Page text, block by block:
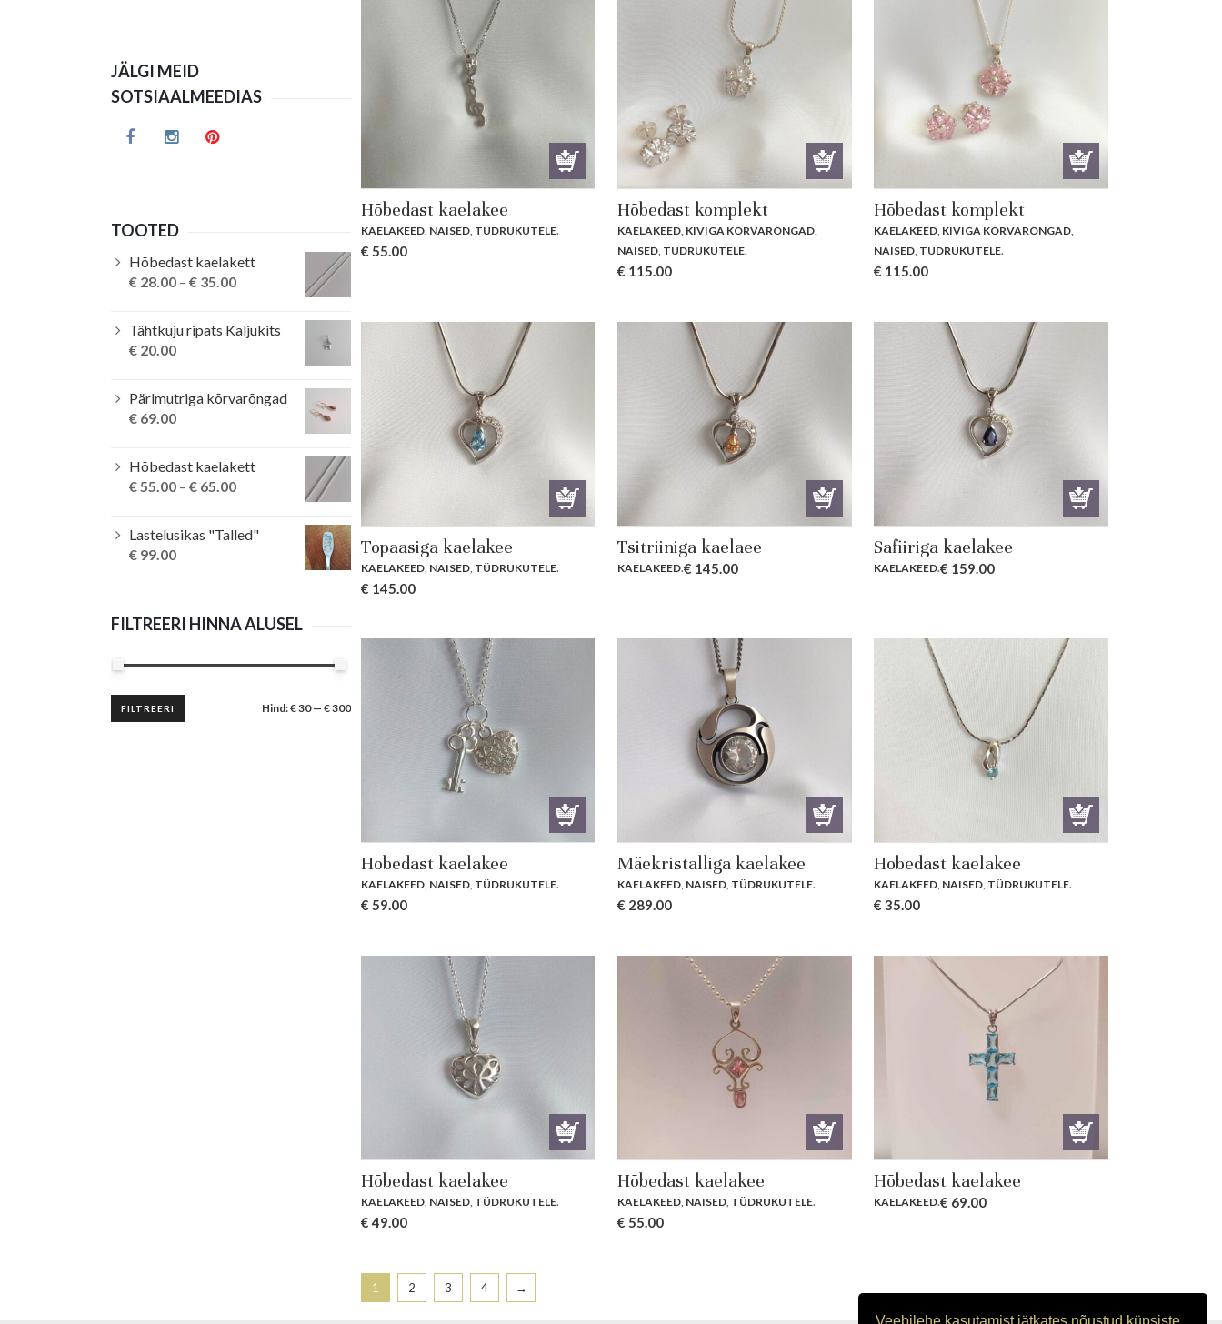
Veebilehe kasutamist jätkates nõustud küpsiste
Hõbedast kaelakee
KAELAKEED NAISED TÜDRUKUTELE.
€ 55.00
Hõbedast komplekt
KAELAKEED KIVIGA KÕRVARÕNGAD
NAISED TÜDRUKUTELE.
€ 115.00
Hõbedast komplekt
KAELAKEED KIVIGA KÕRVARÕNGAD
NAISED TÜDRUKUTELE.
€ 115.00
Topaasiga kaelakee
KAELAKEED NAISED TÜDRUKUTELE.
€ 145.00
Tsitriiniga kaelaee
KAELAKEED.€ 145.00
Safiiriga kaelakee
KAELAKEED.€ 159.00
Hõbedast kaelakee
KAELAKEED, NAISED, TÜDRUKUTELE.
€ 59.00
Mäekristalliga kaelakee
KAELAKEED, NAISED, TÜDRUKUTELE.
€ 289.00
Hõbedast kaelakee
KAELAKEED, NAISED, TÜDRUKUTELE.
€ 35.00
Hõbedast kaelakee
KAELAKEED, NAISED, TÜDRUKUTELE.
€49.00
Hõbedast kaelakee
KAELAKEED, NAISED, TÜDRUKUTELE.
€ 55.00
Hõbedast kaelakee
KAELAKEED.€ 69.00
1 2 3 4 →
JÄLGI MEID
SOTSIAALMEEDIAS
TOOTED
Hõbedast kaelakett
€ 28.00 – € 35.00
Tähtkuju ripats Kaljukits
€ 20.00
Pärlmutriga kõrvarõngad
€ 69.00
Hõbedast kaelakett
€55.00 – € 65.00
Lastelusikas "Talled"
€ 99.00
FILTREERI HINNA ALUSEL
Minimaalne
hind
Maksimaalne
hind
FILTREERI Hind:€ 30— € 300